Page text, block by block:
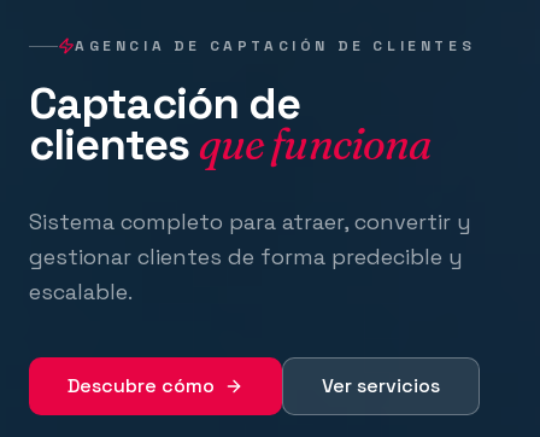
AGENCIA DE CAPTACIÓN DE CLIENTES
Captación de
clientesque funciona
Sistema completo para atraer, convertir y
gestionar clientes de forma predecible y
escalable.
Descubre cómo Ver servicios